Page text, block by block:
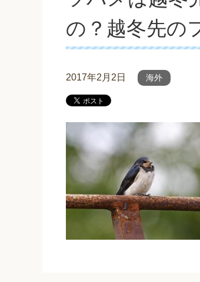
の？越冬先の
2017年2月2日 海外